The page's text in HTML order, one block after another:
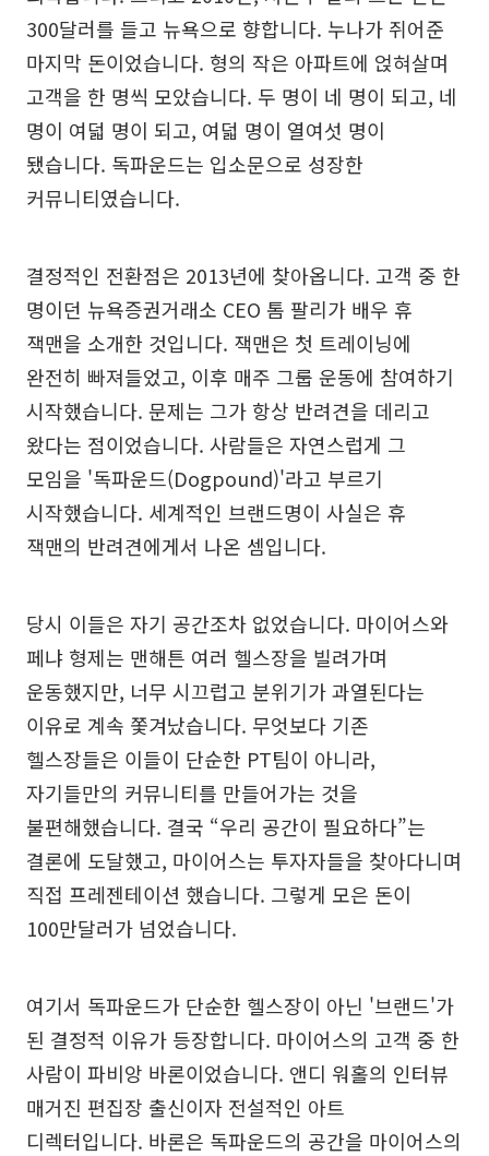
300달러를 들고 뉴욕으로 향합니다. 누나가 쥐어준
마지막 돈이었습니다. 형의 작은 아파트에 얹혀살며
고객을 한 명씩 모았습니다. 두 명이 네 명이 되고, 네
명이 여덟 명이 되고, 여덟 명이 열여섯 명이
됐습니다. 독파운드는 입소문으로 성장한
커뮤니티였습니다.
결정적인 전환점은 2013년에 찾아옵니다. 고객 중 한
명이던 뉴욕증권거래소 CEO 톰 팔리가 배우 휴
잭맨을 소개한 것입니다. 잭맨은 첫 트레이닝에
완전히 빠져들었고, 이후 매주 그룹 운동에 참여하기
시작했습니다. 문제는 그가 항상 반려견을 데리고
왔다는 점이었습니다. 사람들은 자연스럽게 그
모임을 '독파운드(Dogpound)'라고 부르기
시작했습니다. 세계적인 브랜드명이 사실은 휴
잭맨의 반려견에게서 나온 셈입니다.
당시 이들은 자기 공간조차 없었습니다. 마이어스와
페냐 형제는 맨해튼 여러 헬스장을 빌려가며
운동했지만, 너무 시끄럽고 분위기가 과열된다는
이유로 계속 쫓겨났습니다. 무엇보다 기존
헬스장들은 이들이 단순한 PT팀이 아니라,
자기들만의 커뮤니티를 만들어가는 것을
불편해했습니다. 결국 “우리 공간이 필요하다”는
결론에 도달했고, 마이어스는 투자자들을 찾아다니며
직접 프레젠테이션 했습니다. 그렇게 모은 돈이
100만달러가 넘었습니다.
여기서 독파운드가 단순한 헬스장이 아닌 '브랜드'가
된 결정적 이유가 등장합니다. 마이어스의 고객 중 한
사람이 파비앙 바론이었습니다. 앤디 워홀의 인터뷰
매거진 편집장 출신이자 전설적인 아트
디렉터입니다. 바론은 독파운드의 공간을 마이어스의